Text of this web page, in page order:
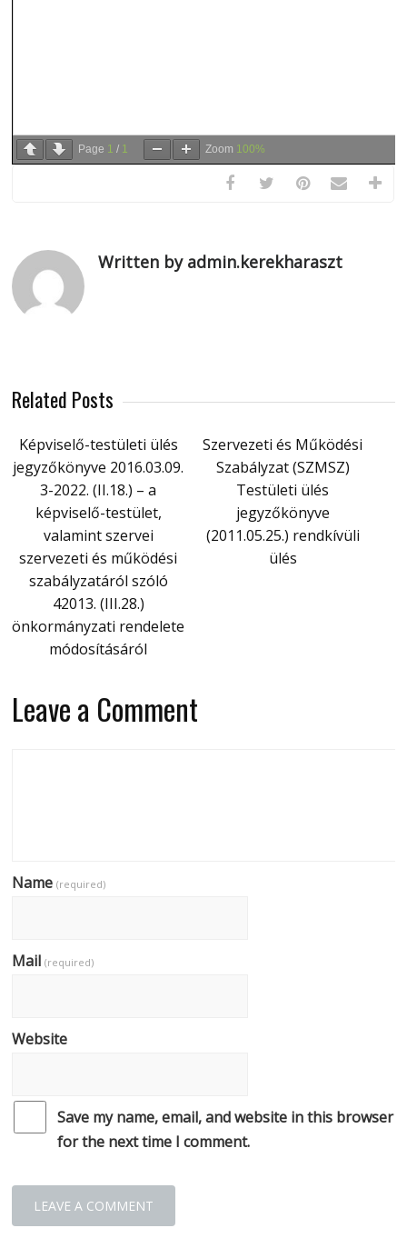
Page 1 / 1 Zoom 100%
Written by admin.kerekharaszt
Related Posts
Képviselő-testületi ülés
jegyzőkönyve 2016.03.09.
Szervezeti és Működési
Szabályzat (SZMSZ)
3-2022. (II.18.) – a
képviselő-testület,
valamint szervei
szervezeti és működési
szabályzatáról szóló
42013. (III.28.)
önkormányzati rendelete
módosításáról
Testületi ülés
jegyzőkönyve
(2011.05.25.) rendkívüli
ülés
Leave a Comment
Name(required)
Mail(required)
Website
Save my name, email, and website in this browser
for the next time I comment.